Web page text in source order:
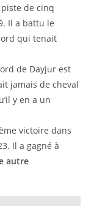
de cinq
Il a battu le
qui tenait
de Dayjur est
jamais de cheval
y en a un
victoire dans
Il a gagné à
autre